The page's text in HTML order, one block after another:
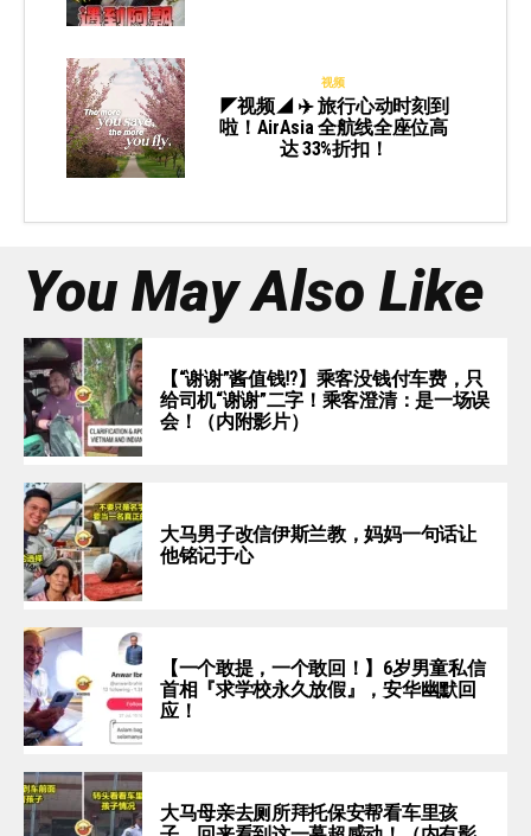
视频
◤视频◢ ✈️ 旅行心动时刻到
啦！AirAsia 全航线全座位高
达 33%折扣！
You May Also Like
【“谢谢”酱值钱⁉️】乘客没钱付车费，只
给司机“谢谢”二字！乘客澄清：是一场误
会！（内附影片）
大马男子改信伊斯兰教，妈妈一句话让
他铭记于心
【一个敢提，一个敢回！】6岁男童私信
首相『求学校永久放假』，安华幽默回
应！
大马母亲去厕所拜托保安帮看车里孩